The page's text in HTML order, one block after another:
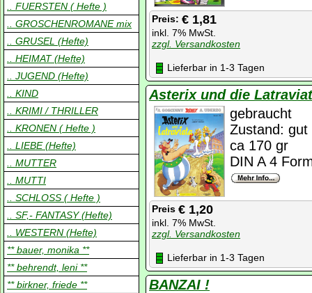
.. FUERSTEN ( Hefte )
.. GROSCHENROMANE mix
.. GRUSEL (Hefte)
.. HEIMAT (Hefte)
.. JUGEND (Hefte)
.. KIND
.. KRIMI / THRILLER
.. KRONEN ( Hefte )
.. LIEBE (Hefte)
.. MUTTER
.. MUTTI
.. SCHLOSS ( Hefte )
.. SF,- FANTASY (Hefte)
.. WESTERN (Hefte)
** bauer, monika **
** behrendt, leni **
** birkner, friede **
Preis: € 1,81
inkl. 7% MwSt.
zzgl. Versandkosten
Lieferbar in 1-3 Tagen
Asterix und die
gebraucht
Zustand: gut
ca 170 gr
DIN A 4
Preis € 1,20
inkl. 7% MwSt.
zzgl. Versandkosten
Lieferbar in 1-3 Tagen
BANZAI !